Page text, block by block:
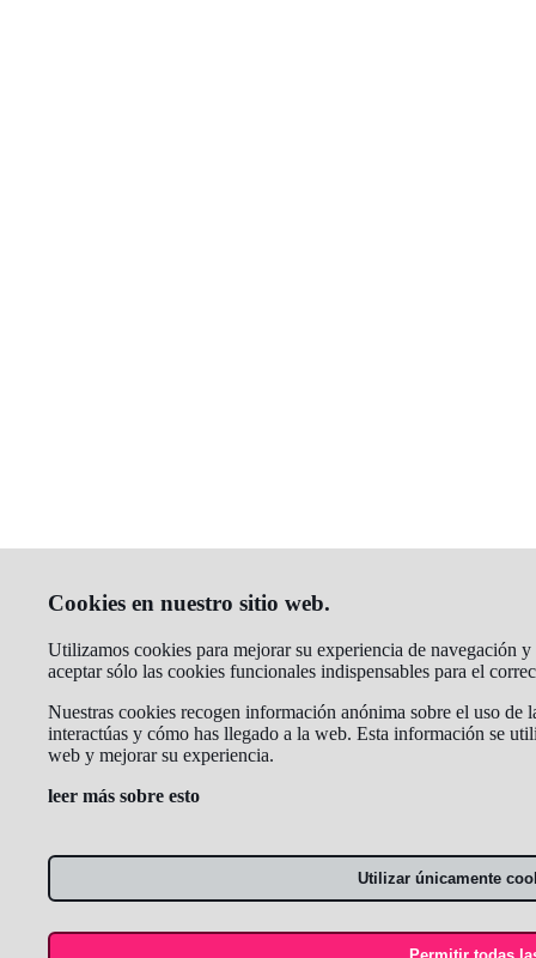
Cookies en nuestro sitio web.
Utilizamos cookies para mejorar su experiencia de navegación
aceptar sólo las cookies funcionales indispensables para el
Nuestras cookies recogen información anónima sobre el uso de
interactúas y cómo has llegado a la web. Esta información se
web y mejorar su experiencia.
leer más sobre esto
Utilizar únicamente